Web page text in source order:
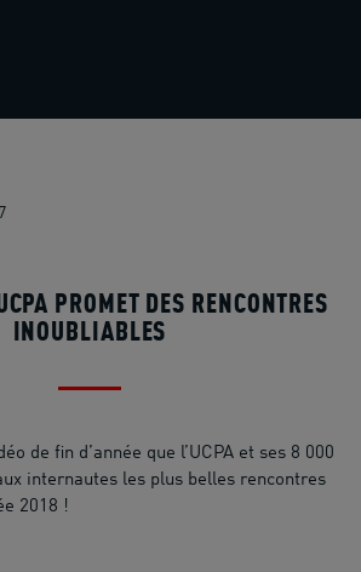
PROMET DES RENCONTRES
INOUBLIABLES
de fin d’année que l’UCPA et ses 8 000
internautes les plus belles rencontres
2018 !